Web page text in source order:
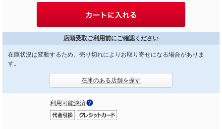
店頭受取ご利用前にご確認ください
在庫状況は変動するため、売り切れによりお取り寄せになる場合がありま
す。
在庫のある店舗を探す
利用可能決済